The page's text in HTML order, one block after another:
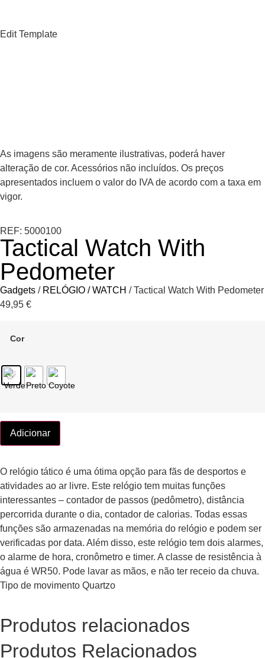
Edit Template
As imagens são meramente ilustrativas, poderá haver
alteração de cor. Acessórios não incluídos. Os preços
apresentados incluem o valor do IVA de acordo com a taxa em
vigor.
REF: 5000100
Tactical Watch With
Pedometer
Gadgets / RELÓGIO / WATCH / Tactical Watch With Pedometer
49,95 €
Cor
Adicionar
O relógio tático é uma ótima opção para fãs de desportos e
atividades ao ar livre. Este relógio tem muitas funções
interessantes – contador de passos (pedômetro), distância
percorrida durante o dia, contador de calorias. Todas essas
funções são armazenadas na memória do relógio e podem ser
verificadas por data. Além disso, este relógio tem dois alarmes,
o alarme de hora, cronômetro e timer. A classe de resistência à
água é WR50. Pode lavar as mãos, e não ter receio da chuva.
Tipo de movimento Quartzo
Produtos relacionados
Produtos Relacionados